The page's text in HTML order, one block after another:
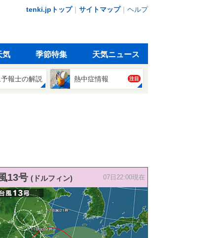
tenki.jpトップ｜ サイトマップ｜ ヘルプ
気 季節特集 天気ニュース
報士の解説 熱中症情報 注目
13号 (ドルフィン) 07日22:00現在